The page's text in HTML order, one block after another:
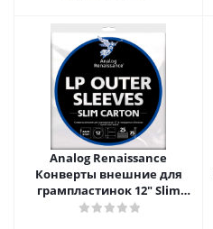
Analog Renaissance
Конверты внешние для
грампластинок 12" Slim
Carton (25 шт)